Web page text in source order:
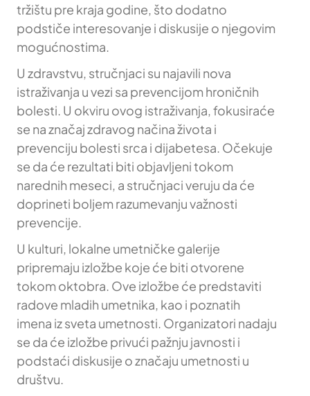
tržištu pre kraja godine, što dodatno
podstiče interesovanje i diskusije o njegovim
mogućnostima.
U zdravstvu, stručnjaci su najavili nova
istraživanja u vezi sa prevencijom hroničnih
bolesti. U okviru ovog istraživanja, fokusiraće
se na značaj zdravog načina života i
prevenciju bolesti srca i dijabetesa. Očekuje
se da će rezultati biti objavljeni tokom
narednih meseci, a stručnjaci veruju da će
doprineti boljem razumevanju važnosti
prevencije.
U kulturi, lokalne umetničke galerije
pripremaju izložbe koje će biti otvorene
tokom oktobra. Ove izložbe će predstaviti
radove mladih umetnika, kao i poznatih
imena iz sveta umetnosti. Organizatori nadaju
se da će izložbe privući pažnju javnosti i
podstaći diskusije o značaju umetnosti u
društvu.